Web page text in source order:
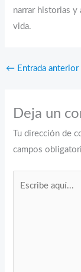
narrar historias
vida.
← Entrada anterior
Deja un
Tu dirección de
campos